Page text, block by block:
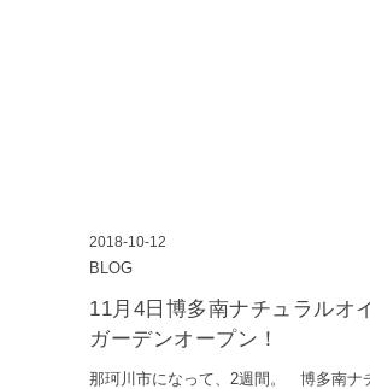
2018-10-12
BLOG
11月4日博多南ナチュラルオ
ガーデンオープン！
那珂川市になって、2週間。 博多南ナ